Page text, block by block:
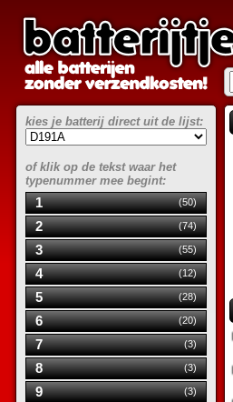
kies je batterij direct uit de lijst:
of klik op de tekst waar het
typenummer mee begint:
1 (50)
2 (74)
3 (55)
4 (12)
5 (28)
6 (20)
7 (3)
8 (3)
9 (3)